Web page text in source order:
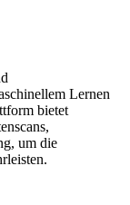
Lernen
bietet
um die